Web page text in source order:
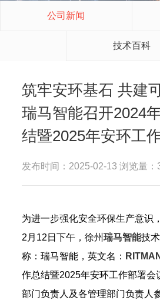
公司新闻
技术百科
筑牢安环基石 共建
瑞马智能召开2024
结暨2025年安环工
发布时间：2025-02-13 浏览量：
为进一步强化安全环保生产意识
2月12日下午，徐州瑞马智能技
称：瑞马智能，英文名： RITMAN
作总结暨2025年安环工作部署会
部门负责人及各管理部门负责人